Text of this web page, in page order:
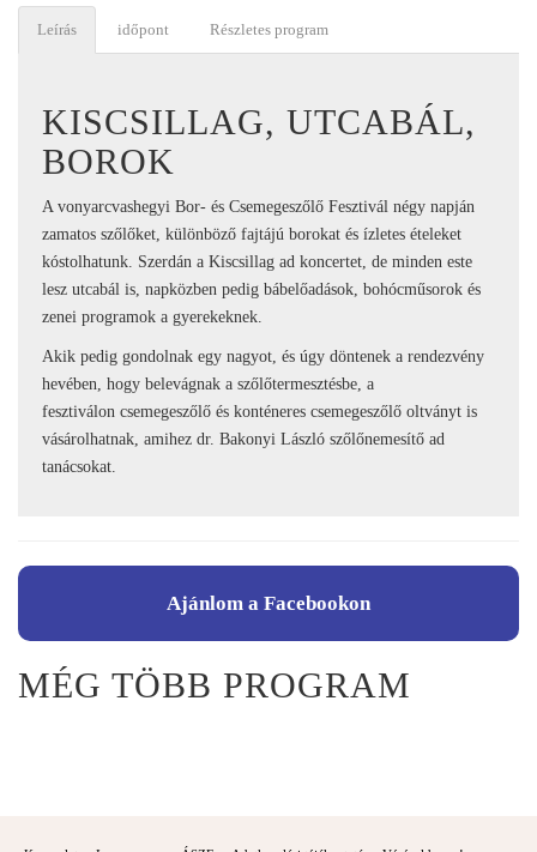
Leírás időpont Részletes program
KISCSILLAG, UTCABÁL,
BOROK
A vonyarcvashegyi Bor- és Csemegeszőlő Fesztivál négy napján
zamatos szőlőket, különböző fajtájú borokat és ízletes ételeket
kóstolhatunk. Szerdán a Kiscsillag ad koncertet, de minden este
lesz utcabál is, napközben pedig bábelőadások, bohócműsorok és
zenei programok a gyerekeknek.
Akik pedig gondolnak egy nagyot, és úgy döntenek a rendezvény
hevében, hogy belevágnak a szőlőtermesztésbe, a
fesztiválon csemegeszőlő és konténeres csemegeszőlő oltványt is
vásárolhatnak, amihez dr. Bakonyi László szőlőnemesítő ad
tanácsokat.
Ajánlom a Facebookon
MÉG TÖBB PROGRAM